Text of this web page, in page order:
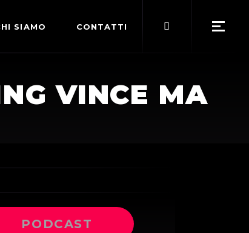
SIAMO
TERMINI DI SERVIZIO
CONTATTI
VINCE MA
PODCAST